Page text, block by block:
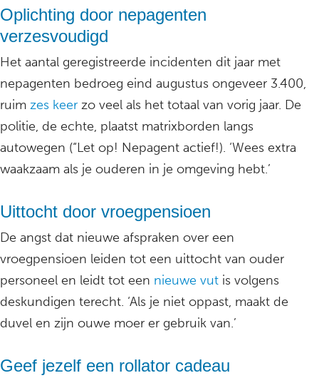
Oplichting door nepagenten
verzesvoudigd
Het aantal geregistreerde incidenten dit jaar met
nepagenten bedroeg eind augustus ongeveer 3.400,
ruim zes keer zo veel als het totaal van vorig jaar. De
politie, de echte, plaatst matrixborden langs
autowegen (“Let op! Nepagent actief!). ‘Wees extra
waakzaam als je ouderen in je omgeving hebt.’
Uittocht door vroegpensioen
De angst dat nieuwe afspraken over een
vroegpensioen leiden tot een uittocht van ouder
personeel en leidt tot een nieuwe vut is volgens
deskundigen terecht. ‘Als je niet oppast, maakt de
duvel en zijn ouwe moer er gebruik van.’
Geef jezelf een rollator cadeau